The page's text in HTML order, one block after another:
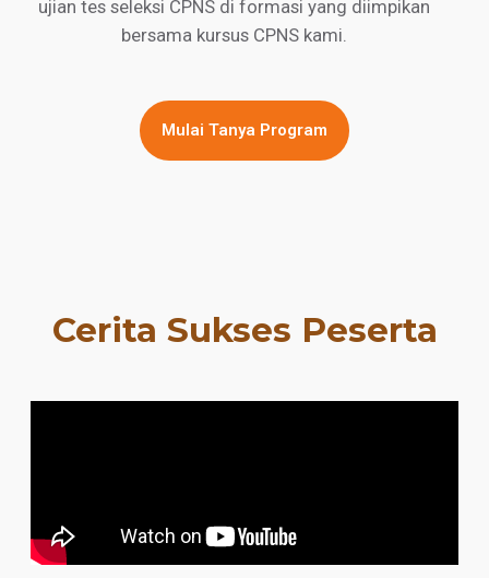
ujian tes seleksi CPNS di formasi yang diimpikan
bersama kursus CPNS kami.
Mulai Tanya Program
Cerita Sukses Peserta